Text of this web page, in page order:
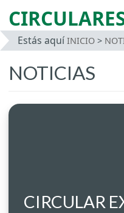
Estás aquí INICIO>
NOTICIAS
CIRCULAR